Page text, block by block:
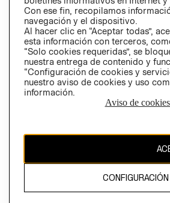
Perú (S/)
CAMBIAR REGIÓN
propiedad de H&M Hennes & Mauritz AB
Con ese fin, recopilamos
navegación y el dispositivo.
Al hacer clic en “Aceptar todas”,
esta información con terceros,
“Solo cookies requeridas”, se
nuestra entrega de contenido y
“Configuración de cookies y
nuestro aviso de cookies y uso
información.
Aviso de